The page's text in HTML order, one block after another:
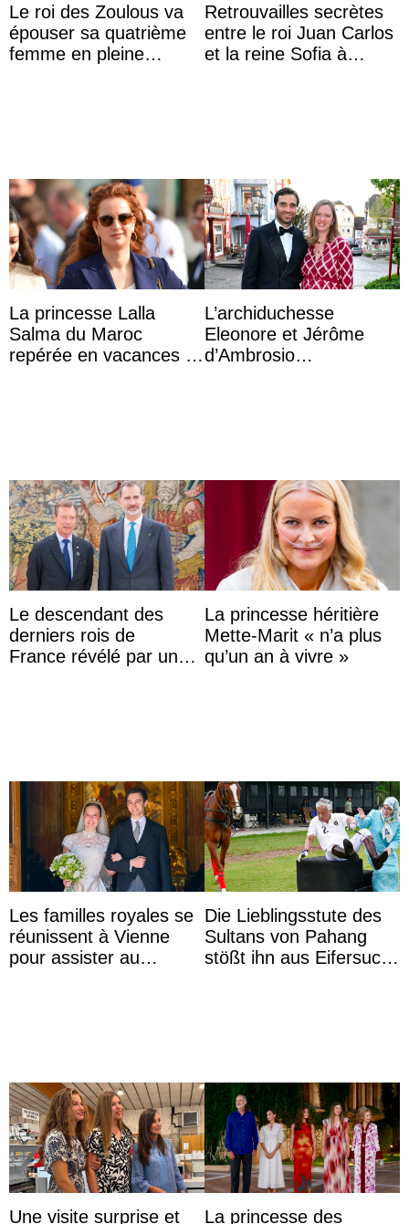
Le roi des Zoulous va
épouser sa quatrième
femme en pleine
Retrouvailles secrètes
entre le roi Juan Carlos
et la reine Sofia à
La princesse Lalla
Salma du Maroc
repérée en vacances à
L’archiduchesse
Eleonore et Jérôme
d’Ambrosio
Le descendant des
derniers rois de
France révélé par un
La princesse héritière
Mette-Marit « n’a plus
qu’un an à vivre »
Les familles royales se
réunissent à Vienne
pour assister au
Die Lieblingsstute des
Sultans von Pahang
stößt ihn aus Eifersucht
Une visite surprise et La princesse des